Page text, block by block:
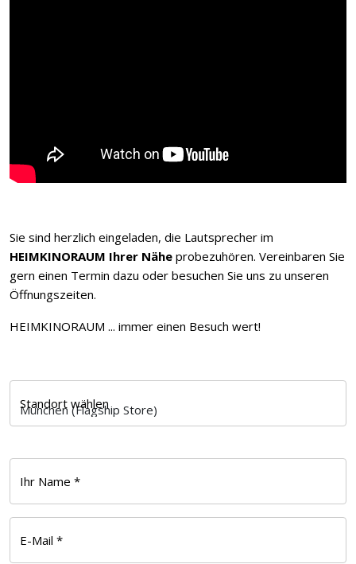
Sie sind herzlich eingeladen, die Lautsprecher im
HEIMKINORAUM Ihrer Nähe probezuhören. Vereinbaren Sie
gern einen Termin dazu oder besuchen Sie uns zu unseren
Öffnungszeiten.
HEIMKINORAUM ... immer einen Besuch wert!
Standort wählen
Ihr Name *
E-Mail *